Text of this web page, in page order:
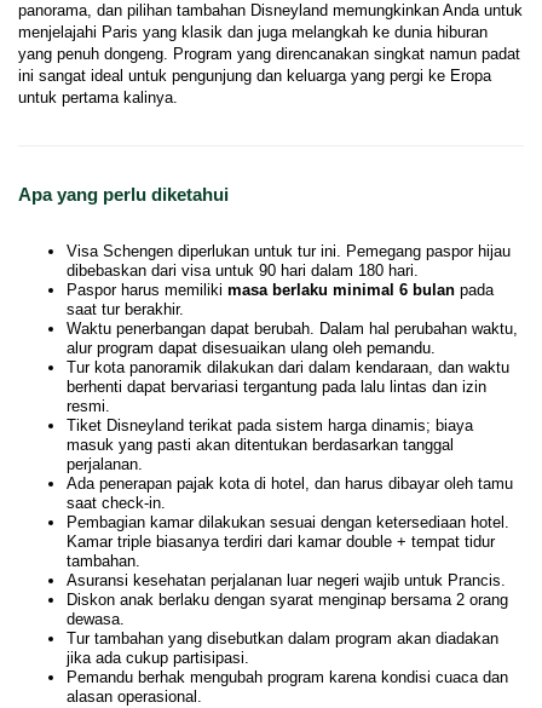
panorama, dan pilihan tambahan Disneyland memungkinkan Anda untuk
menjelajahi Paris yang klasik dan juga melangkah ke dunia hiburan
yang penuh dongeng. Program yang direncanakan singkat namun padat
ini sangat ideal untuk pengunjung dan keluarga yang pergi ke Eropa
untuk pertama kalinya.
Apa yang perlu diketahui
Visa Schengen diperlukan untuk tur ini. Pemegang paspor hijau
dibebaskan dari visa untuk 90 hari dalam 180 hari.
Paspor harus memiliki masa berlaku minimal 6 bulan pada
saat tur berakhir.
Waktu penerbangan dapat berubah. Dalam hal perubahan waktu,
alur program dapat disesuaikan ulang oleh pemandu.
Tur kota panoramik dilakukan dari dalam kendaraan, dan waktu
berhenti dapat bervariasi tergantung pada lalu lintas dan izin
resmi.
Tiket Disneyland terikat pada sistem harga dinamis; biaya
masuk yang pasti akan ditentukan berdasarkan tanggal
perjalanan.
Ada penerapan pajak kota di hotel, dan harus dibayar oleh tamu
saat check-in.
Pembagian kamar dilakukan sesuai dengan ketersediaan hotel.
Kamar triple biasanya terdiri dari kamar double + tempat tidur
tambahan.
Asuransi kesehatan perjalanan luar negeri wajib untuk Prancis.
Diskon anak berlaku dengan syarat menginap bersama 2 orang
dewasa.
Tur tambahan yang disebutkan dalam program akan diadakan
jika ada cukup partisipasi.
Pemandu berhak mengubah program karena kondisi cuaca dan
alasan operasional.